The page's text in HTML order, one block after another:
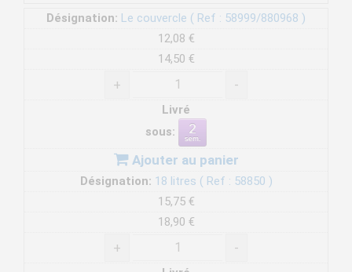
Désignation: Le couvercle ( Ref : 58999/880968 )
12,08 €
14,50 €
+ -
Livré
sous:
Ajouter au panier
Désignation: 18 litres ( Ref : 58850 )
15,75 €
18,90 €
+ -